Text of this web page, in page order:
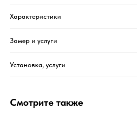
Характеристики
Замер и услуги
Установка, услуги
Смотрите также